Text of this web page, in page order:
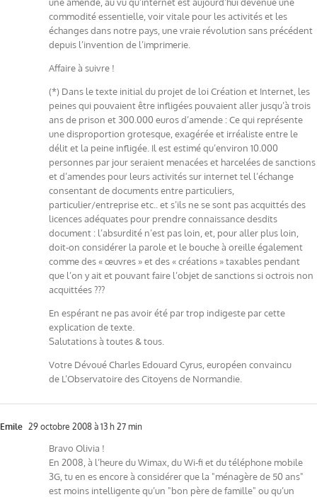
commodité essentielle, voir vitale pour les activités et les
échanges dans notre pays, une vraie révolution sans précédent
depuis l’invention de l’imprimerie.
Affaire à suivre !
(*) Dans le texte initial du projet de loi Création et Internet, les
peines qui pouvaient être infligées pouvaient aller jusqu’à trois
ans de prison et 300.000 euros d’amende : Ce qui représente
une disproportion grotesque, exagérée et irréaliste entre le
délit et la peine infligée. Il est estimé qu’environ 10.000
personnes par jour seraient menacées et harcelées de sanctions
et d’amendes pour leurs activités sur internet tel l’échange
consentant de documents entre particuliers,
particulier/entreprise etc.. et s’ils ne se sont pas acquittés des
licences adéquates pour prendre connaissance desdits
document : l’absurdité n’est pas loin, et, pour aller plus loin,
doit-on considérer la parole et le bouche à oreille également
comme des « œuvres » et des « créations » taxables pendant
que l’on y ait et pouvant faire l’objet de sanctions si octrois non
acquittées ???
En espérant ne pas avoir été par trop indigeste par cette
explication de texte.
Salutations à toutes & tous.
Votre Dévoué Charles Edouard Cyrus, européen convaincu
de L’Observatoire des Citoyens de Normandie.
Emile 29 octobre 2008 à 13 h 27 min
Bravo Olivia !
En 2008, à l’heure du Wimax, du Wi-fi et du téléphone mobile
3G, tu en es encore à considérer que la "ménagère de 50 ans"
est moins intelligente qu’un "bon père de famille" ou qu’un